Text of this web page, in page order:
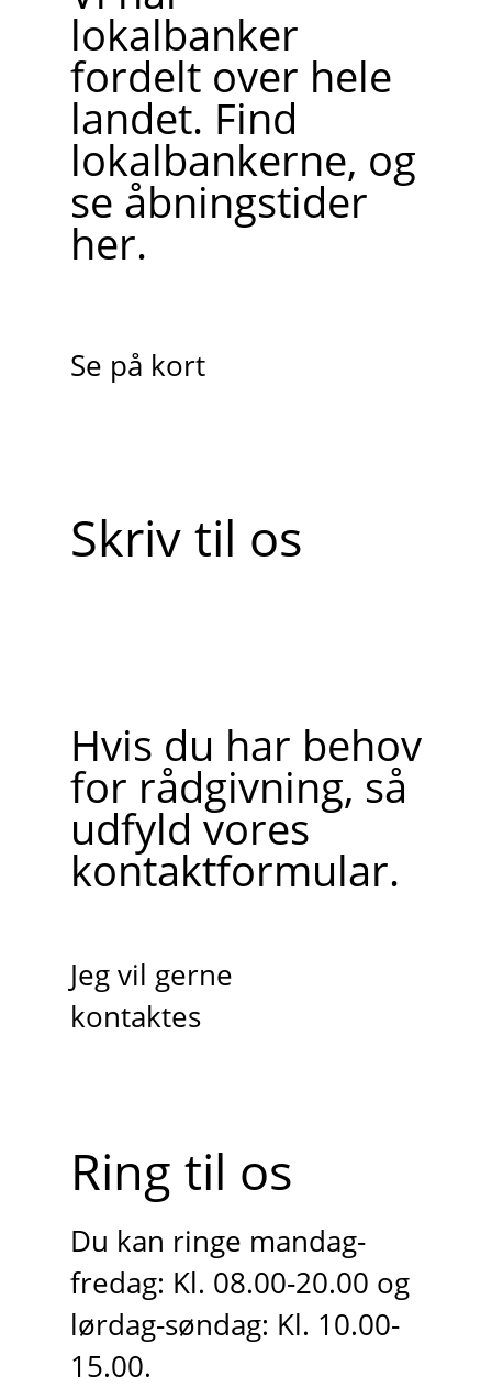
lokalbanker
fordelt over hele
landet. Find
lokalbankerne, og
se åbningstider
her.
Se på kort
Skriv til os
Hvis du har behov
for rådgivning, så
udfyld vores
kontaktformular.
Jeg vil gerne
kontaktes
Ring til os
Du kan ringe mandag-
fredag: Kl. 08.00-20.00 og
lørdag-søndag: Kl. 10.00-
15.00.